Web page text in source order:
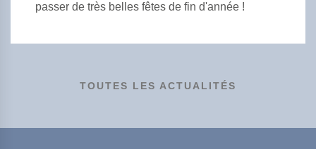
passer de très belles fêtes de fin d'année !
TOUTES LES ACTUALITÉS